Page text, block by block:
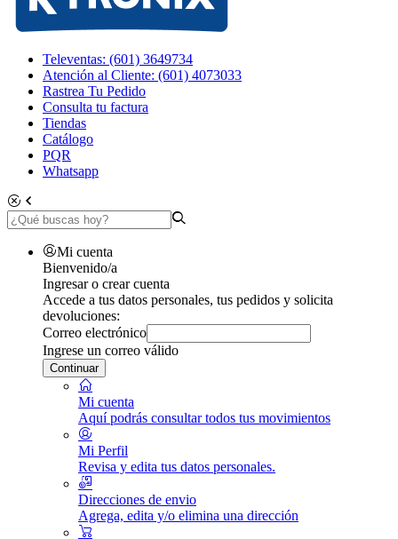
Televentas: (601) 3649734
Atención al Cliente: (601) 4073033
Rastrea Tu Pedido
Consulta tu factura
Tiendas
Catálogo
PQR
Whatsapp
Mi cuenta
Bienvenido/a
Ingresar o crear cuenta
Accede a tus datos personales, tus pedidos y solicita
devoluciones:
Correo electrónico
Ingrese un correo válido
Continuar
Mi cuenta
Aquí podrás consultar todos tus movimientos
Mi Perfil
Revisa y edita tus datos personales.
Direcciones de envio
Agrega, edita y/o elimina una dirección